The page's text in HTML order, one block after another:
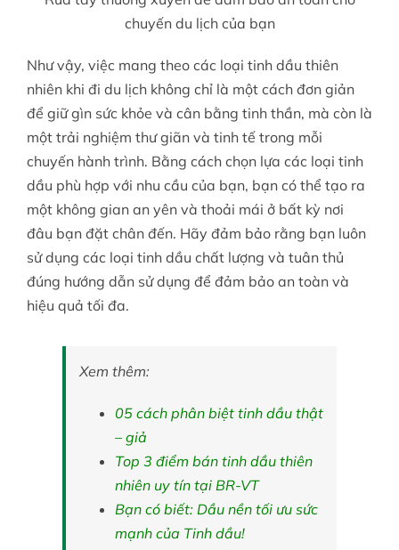
chuyến du lịch của bạn
Như vậy, việc mang theo các loại tinh dầu thiên
nhiên khi đi du lịch không chỉ là một cách đơn giản
để giữ gìn sức khỏe và cân bằng tinh thần, mà còn là
một trải nghiệm thư giãn và tinh tế trong mỗi
chuyến hành trình. Bằng cách chọn lựa các loại tinh
dầu phù hợp với nhu cầu của bạn, bạn có thể tạo ra
một không gian an yên và thoải mái ở bất kỳ nơi
đâu bạn đặt chân đến. Hãy đảm bảo rằng bạn luôn
sử dụng các loại tinh dầu chất lượng và tuân thủ
đúng hướng dẫn sử dụng để đảm bảo an toàn và
hiệu quả tối đa.
Xem thêm:
05 cách phân biệt tinh dầu thật
– giả
Top 3 điểm bán tinh dầu thiên
nhiên uy tín tại BR-VT
Bạn có biết: Dầu nền tối ưu sức
mạnh của Tinh dầu!